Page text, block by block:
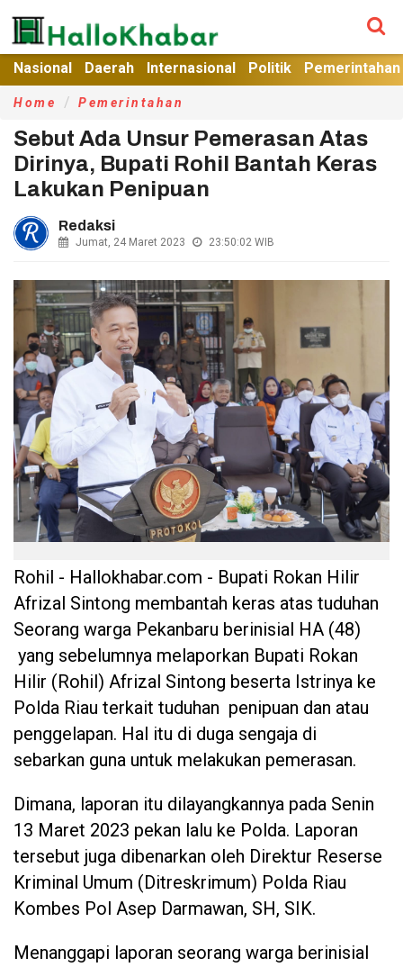
Nasional Daerah Internasional Politik Pemerintahan
Home Pemerintahan
Sebut Ada Unsur Pemerasan Atas
Dirinya, Bupati Rohil Bantah Keras
Lakukan Penipuan
Redaksi
Jumat, 24 Maret 2023 23:50:02 WIB
Rohil - Hallokhabar.com - Bupati Rokan Hilir
Afrizal Sintong membantah keras atas tuduhan
Seorang warga Pekanbaru berinisial HA (48)
yang sebelumnya melaporkan Bupati Rokan
Hilir (Rohil) Afrizal Sintong beserta Istrinya ke
Polda Riau terkait tuduhan penipuan dan atau
penggelapan. Hal itu di duga sengaja di
sebarkan guna untuk melakukan pemerasan.
Dimana, laporan itu dilayangkannya pada Senin
13 Maret 2023 pekan lalu ke Polda. Laporan
tersebut juga dibenarkan oleh Direktur Reserse
Kriminal Umum (Ditreskrimum) Polda Riau
Kombes Pol Asep Darmawan, SH, SIK.
Menanggapi laporan seorang warga berinisial